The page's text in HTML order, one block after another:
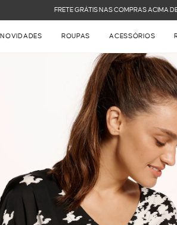
FRETE GRÁTIS NAS COMPRAS ACIMA DE R$ 899
NOVIDADES ROUPAS ACESSÓRIOS